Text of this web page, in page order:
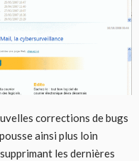
corrections de bugs
ainsi plus loin
les dernières